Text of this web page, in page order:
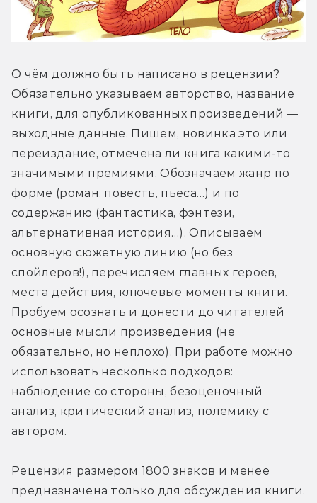
О чём должно быть написано в рецензии?
Обязательно указываем авторство, название
книги, для опубликованных произведений —
выходные данные. Пишем, новинка это или
переиздание, отмечена ли книга какими-то
значимыми премиями. Обозначаем жанр по
форме (роман, повесть, пьеса…) и по
содержанию (фантастика, фэнтези,
альтернативная история…). Описываем
основную сюжетную линию (но без
спойлеров!), перечисляем главных героев,
места действия, ключевые моменты книги.
Пробуем осознать и донести до читателей
основные мысли произведения (не
обязательно, но неплохо). При работе можно
использовать несколько подходов:
наблюдение со стороны, безоценочный
анализ, критический анализ, полемику с
автором.
Рецензия размером 1800 знаков и менее
предназначена только для обсуждения книги.